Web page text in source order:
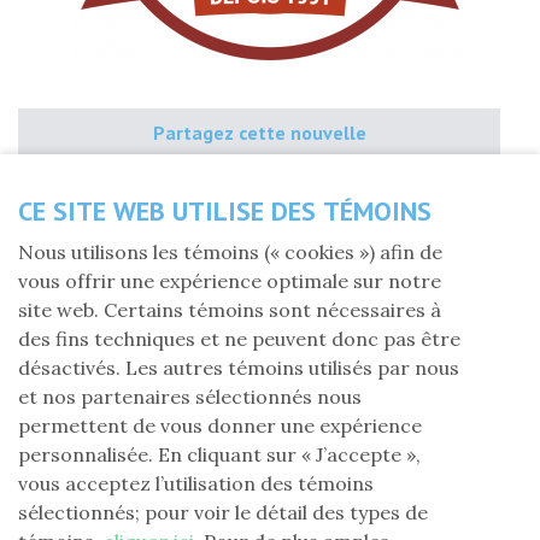
Partagez cette nouvelle
Les membres du conseil d'administration et les
usagers deLa Banque Alimentaire La Vigneveulent
vous témoigner toute leur reconnaissance pour avoir
recommandé notre organisation pour un don de la
Fondation Laure-Gaudreault.
C'est grâce à la collaboration des gens du milieu que
nous sommes en mesure de poursuivre notre mission
en ce temps de crise en apportant chaque semaine un
CE SITE WEB UTILISE DES TÉMOINS
Nous utilisons les témoins (« cookies ») afin de
vous offrir une expérience optimale sur notre
site web. Certains témoins sont nécessaires à
des fins techniques et ne peuvent donc pas être
désactivés. Les autres témoins utilisés par nous
et nos partenaires sélectionnés nous
permettent de vous donner une expérience
personnalisée. En cliquant sur « J’accepte »,
vous acceptez l’utilisation des témoins
sélectionnés; pour voir le détail des types de